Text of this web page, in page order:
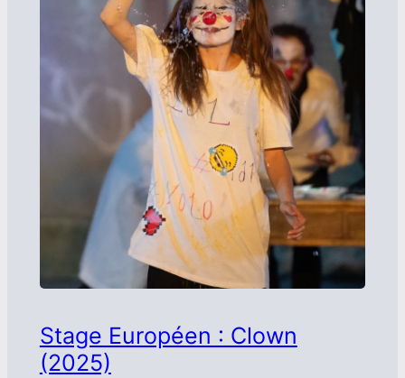
Stage Européen : Clown
(2025)